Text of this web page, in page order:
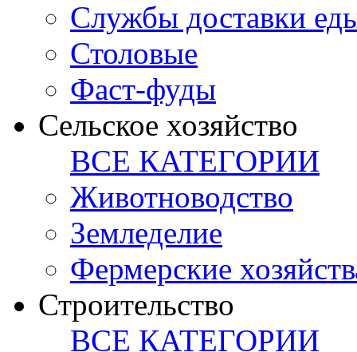
Службы доставки
Столовые
Фаст-фуды
Сельское хозяйство
ВСЕ КАТЕГОРИИ
Животноводство
Земледелие
Фермерские
Строительство
ВСЕ КАТЕГОРИИ